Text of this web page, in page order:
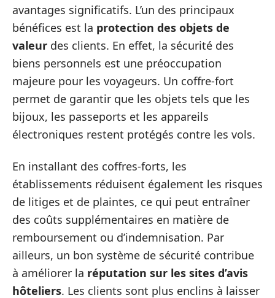
avantages significatifs. L’un des principaux
bénéfices est la protection des objets de
valeur des clients. En effet, la sécurité des
biens personnels est une préoccupation
majeure pour les voyageurs. Un coffre-fort
permet de garantir que les objets tels que les
bijoux, les passeports et les appareils
électroniques restent protégés contre les vols.
En installant des coffres-forts, les
établissements réduisent également les risques
de litiges et de plaintes, ce qui peut entraîner
des coûts supplémentaires en matière de
remboursement ou d’indemnisation. Par
ailleurs, un bon système de sécurité contribue
à améliorer la réputation sur les sites d’avis
hôteliers. Les clients sont plus enclins à laisser